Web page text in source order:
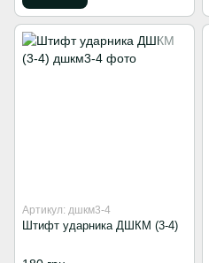
Артикул: дшкм3-4
Штифт ударника ДШКМ (3-4)